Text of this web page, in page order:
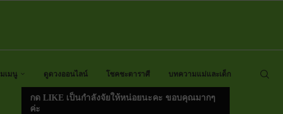
เมนู ดูดวงออนไลน์ โชคชะตาราศี บทความแม่และเด็ก
กด LIKE เป็นกำลังจัยให้หน่อยนะคะ ขอบคุณมากๆ
ค่ะ